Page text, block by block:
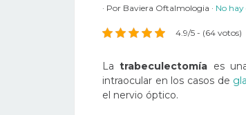
Por Baviera Oftalmologia No
4.9/5 - (64 votos)
Latrabeculectomía es
intraocular en los casos de
el nervio óptico.